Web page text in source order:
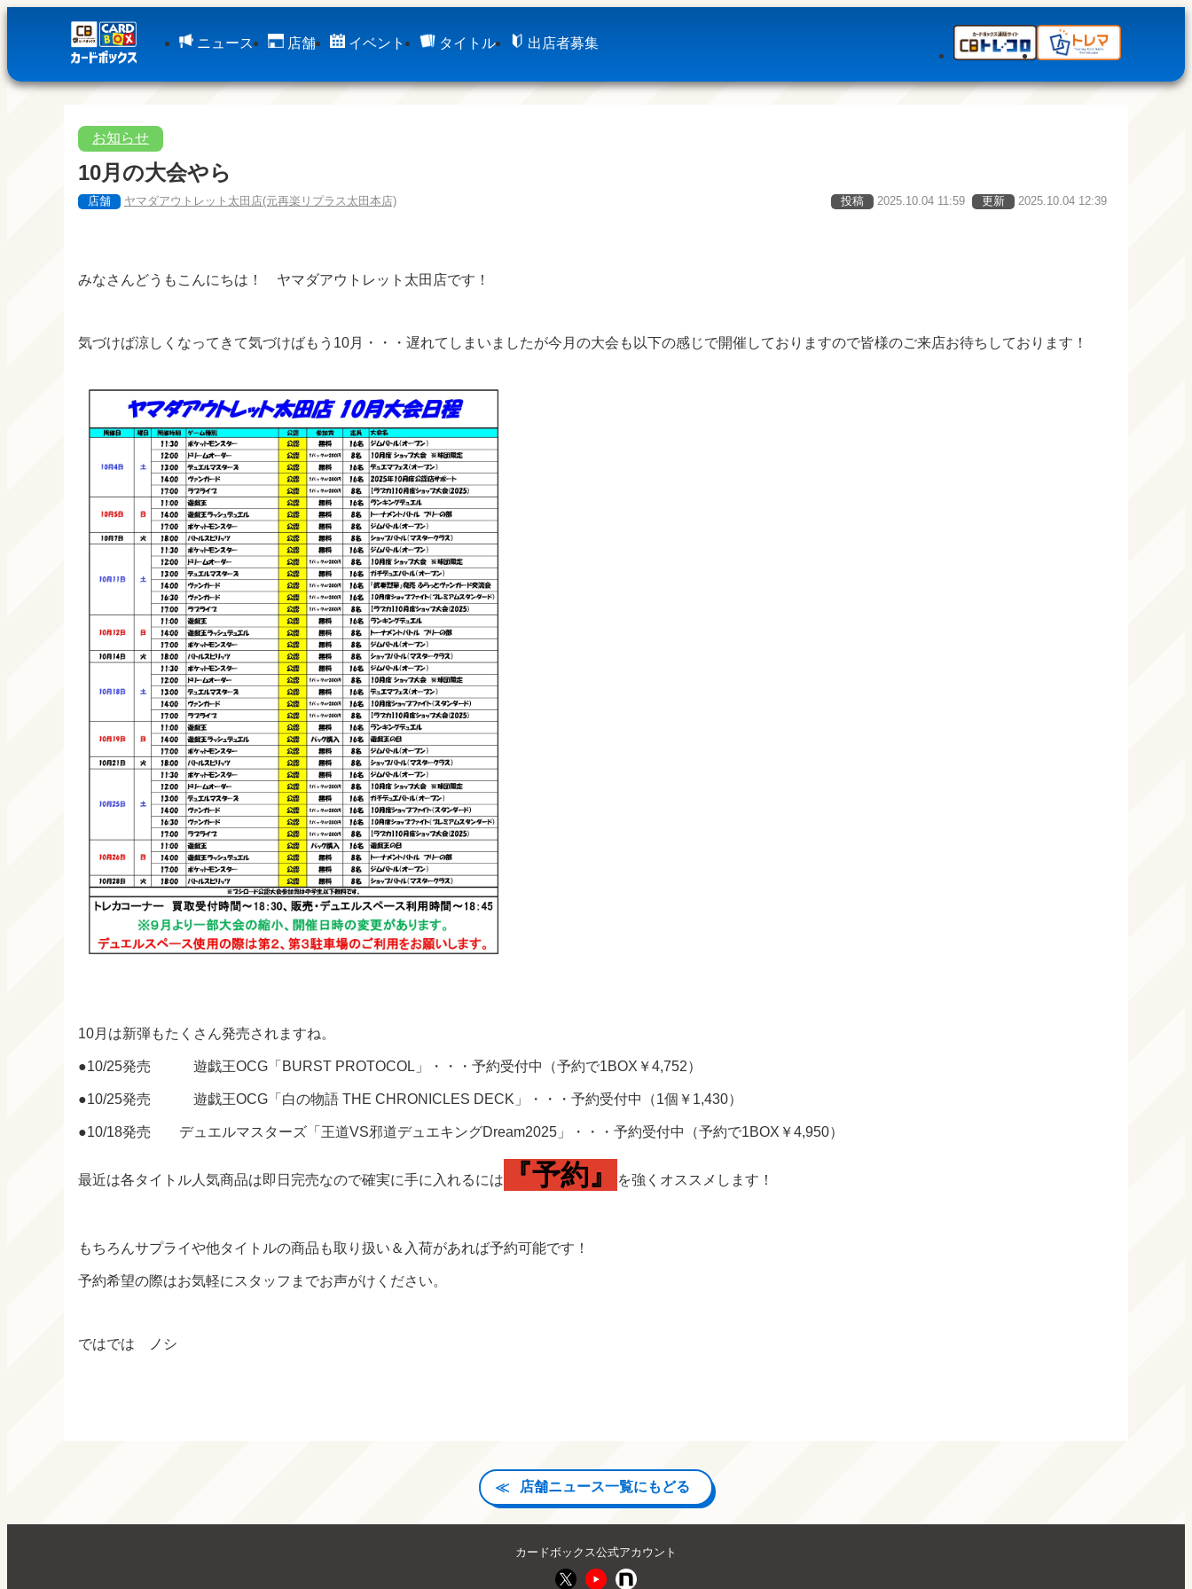
ニュース 店舗 イベント タイトル 出店者募集
お知らせ
10月の大会やら
店舗 ヤマダアウトレット太田店(元再楽リプラス太田本店) 投稿 2025.10.04 11:59 更新 2025.10.04 12:39
みなさんどうもこんにちは！ ヤマダアウトレット太田店です！
気づけば涼しくなってきて気づけばもう10月・・・遅れてしまいましたが今月の大会も以下の感じで開催しておりますので皆様のご来店お待ちしております！
10月は新弾もたくさん発売されますね。
●10/25発売 遊戯王OCG「BURST PROTOCOL」・・・予約受付中（予約で1BOX￥4,752）
●10/25発売 遊戯王OCG「白の物語 THE CHRONICLES DECK」・・・予約受付中（1個￥1,430）
●10/18発売 デュエルマスターズ「王道VS邪道デュエキングDream2025」・・・予約受付中（予約で1BOX￥4,950）
最近は各タイトル人気商品は即日完売なので確実に手に入れるには 『予約』 を強くオススメします！
もちろんサプライや他タイトルの商品も取り扱い＆入荷があれば予約可能です！
予約希望の際はお気軽にスタッフまでお声がけください。
ではでは ノシ
店舗ニュース一覧にもどる
カードボックス公式アカウント